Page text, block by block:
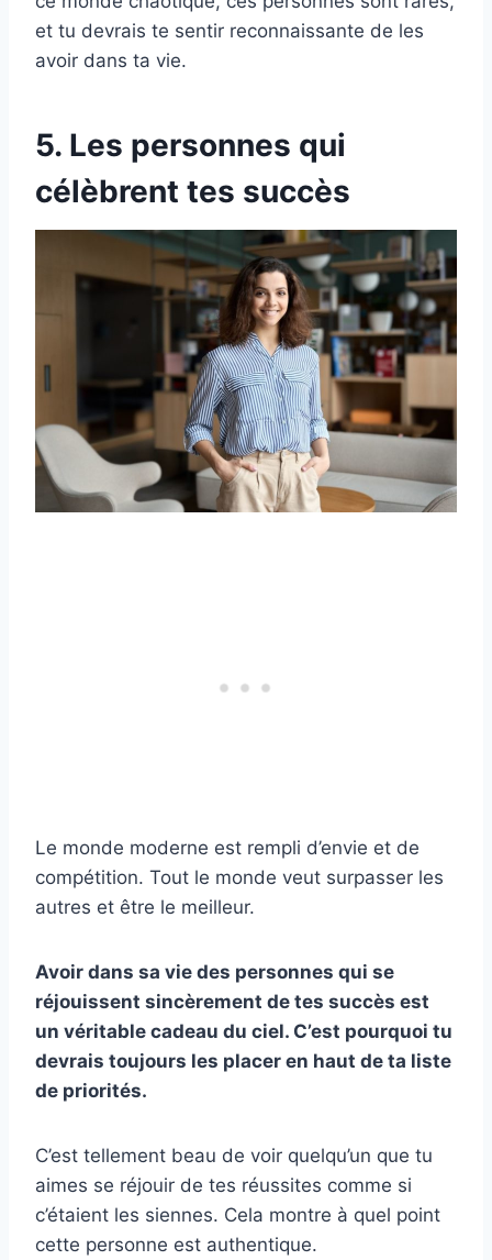
et tu devrais te sentir reconnaissante de les
avoir dans ta vie.
5. Les personnes qui
célèbrent tes succès
Le monde moderne est rempli d’envie et de
compétition. Tout le monde veut surpasser les
autres et être le meilleur.
Avoir dans sa vie des personnes qui se
réjouissent sincèrement de tes succès est
un véritable cadeau du ciel. C’est pourquoi tu
devrais toujours les placer en haut de ta liste
de priorités.
C’est tellement beau de voir quelqu’un que tu
aimes se réjouir de tes réussites comme si
c’étaient les siennes. Cela montre à quel point
cette personne est authentique.